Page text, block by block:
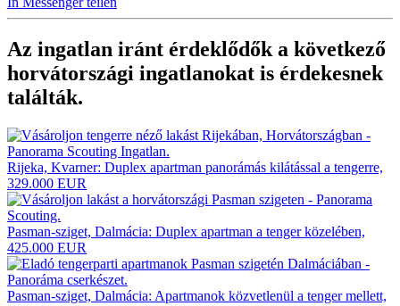
Az ingatlan iránt érdeklődők a következő
horvátországi ingatlanokat is érdekesnek
találták.
Rijeka, Kvarner: Duplex apartman panorámás kilátással a tengerre,
329.000 EUR
Pasman-sziget, Dalmácia: Duplex apartman a tenger közelében,
425.000 EUR
Pasman-sziget, Dalmácia: Apartmanok közvetlenül a tenger mellett,